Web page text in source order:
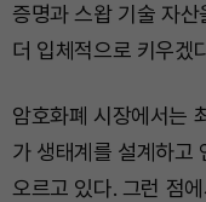
증명과 스왑 기술 자
더 입체적으로 키우겠
암호화폐 시장에서는
가 생태계를 설계하고
오르고 있다. 그런 점